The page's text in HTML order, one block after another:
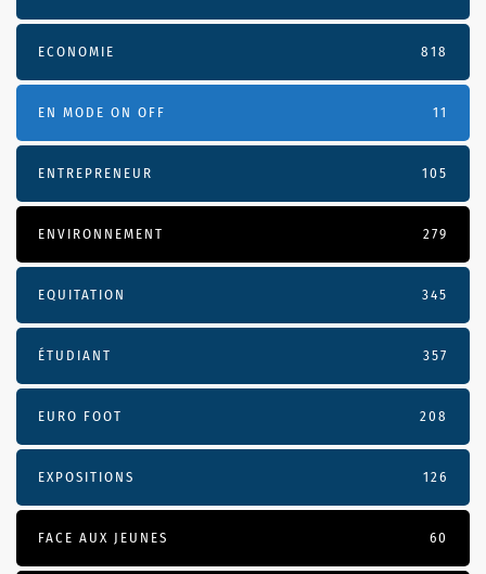
ECONOMIE 818
EN MODE ON OFF 11
ENTREPRENEUR 105
ENVIRONNEMENT 279
EQUITATION 345
ÉTUDIANT 357
EURO FOOT 208
EXPOSITIONS 126
FACE AUX JEUNES 60